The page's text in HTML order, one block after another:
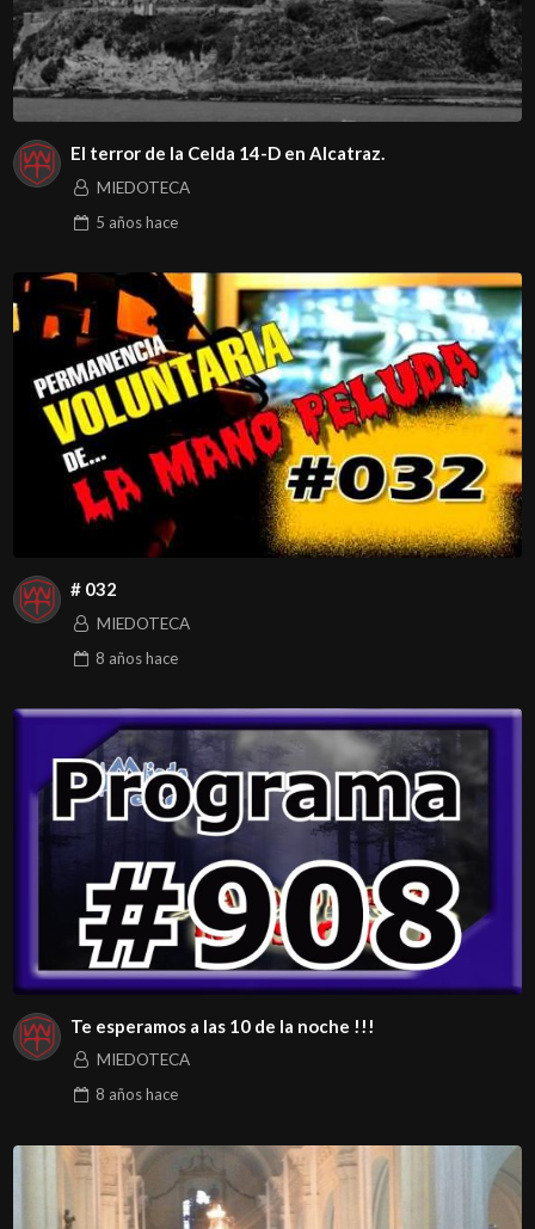
El terror de la Celda 14-D en Alcatraz.
MIEDOTECA
5 añoshace
# 032
MIEDOTECA
8 añoshace
Te esperamos a las 10 de la noche !!!
MIEDOTECA
8 añoshace